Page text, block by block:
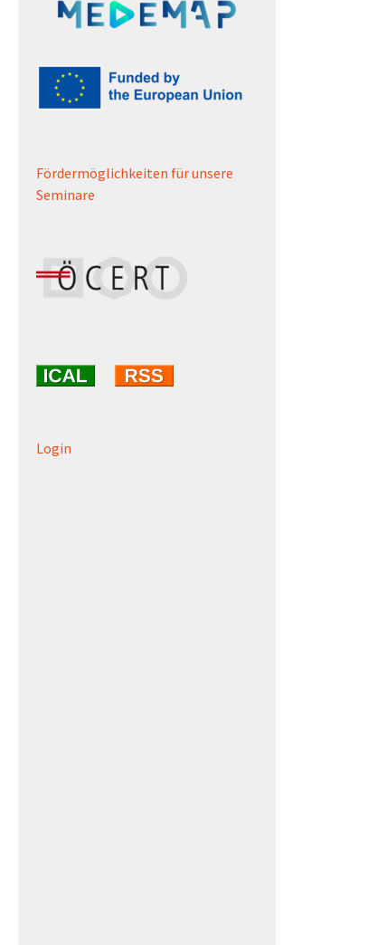
Fördermöglichkeiten für unsere
Seminare
Login